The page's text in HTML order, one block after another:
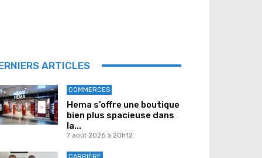
ARTICLES
COMMERCES
Hema s’offre une boutique
bien plus spacieuse dans
la...
7 août 2026 à 20h12
CARRIÈRE